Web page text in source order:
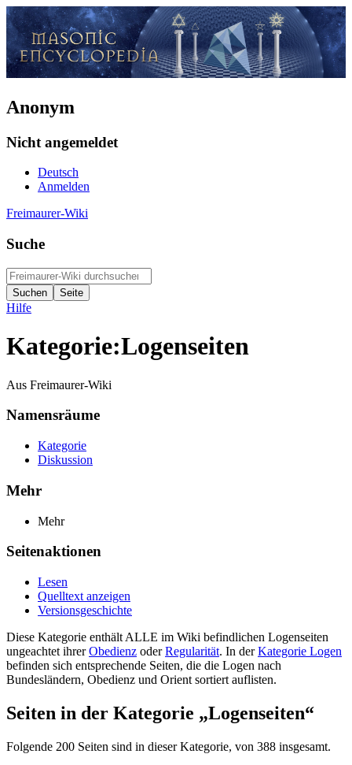
Anonym
Nicht angemeldet
Deutsch
Anmelden
Freimaurer-Wiki
Suche
Hilfe
Kategorie:Logenseiten
Aus Freimaurer-Wiki
Namensräume
Kategorie
Diskussion
Mehr
Mehr
Seitenaktionen
Lesen
Quelltext anzeigen
Versionsgeschichte
Diese Kategorie enthält ALLE im Wiki befindlichen Logenseiten
ungeachtet ihrerObedienz oderRegularität. In derKategorie Logen
befinden sich entsprechende Seiten, die die Logen nach
Bundesländern, Obedienz und Orient sortiert auflisten.
Seiten in der Kategorie „Logenseiten“
Folgende 200 Seiten sind in dieser Kategorie, von 388 insgesamt.